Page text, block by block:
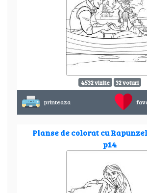
4532 vizite 32 voturi
printeaza
Planse de colorat cu
p14